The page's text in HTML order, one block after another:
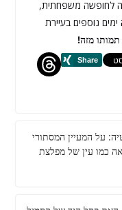
לחופשה משפחתית,
נוספים בעיירת
מזה!
על המעיין המסתורי
כמו עין של מפלצת